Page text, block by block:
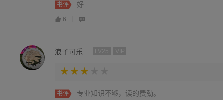
书评 好
6
浪子可乐
书评 专业知识不够，读的费劲。